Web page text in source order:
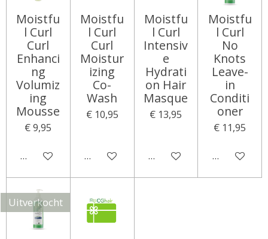
Moistfu
l Curl
Curl
Enhanci
ng
Volumiz
ing
Mousse
€ 9,95
Houd mij op de hoogte
Moistfu
l Curl
Curl
Moistur
izing
Co-
Wash
€ 10,95
Houd mij op de hoogte
Moistfu
l Curl
Intensiv
e
Hydrati
on Hair
Masque
€ 13,95
Houd mij op de hoogte
Moistfu
l Curl
No
Knots
Leave-
in
Conditi
oner
€ 11,95
Houd mij
Uitverkocht